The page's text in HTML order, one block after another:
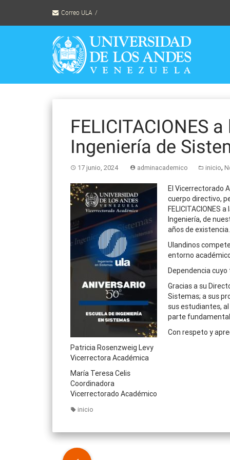
content
Correo ULA
FELICITACIONES
Ingeniería de
17 junio, 2024 adminacademico inicio,
El Vicerrectorado
cuerpo directivo,
FELICITACIONES
Ingeniería, de
años de existencia.
Ulandinos
entorno
Dependencia
Gracias a su
Sistemas; a sus
sus estudiantes,
parte
Con respeto y
Patricia Rosenzweig Levy
Vicerrectora Académica
María Teresa Celis
Coordinadora
Vicerrectorado Académico
inicio